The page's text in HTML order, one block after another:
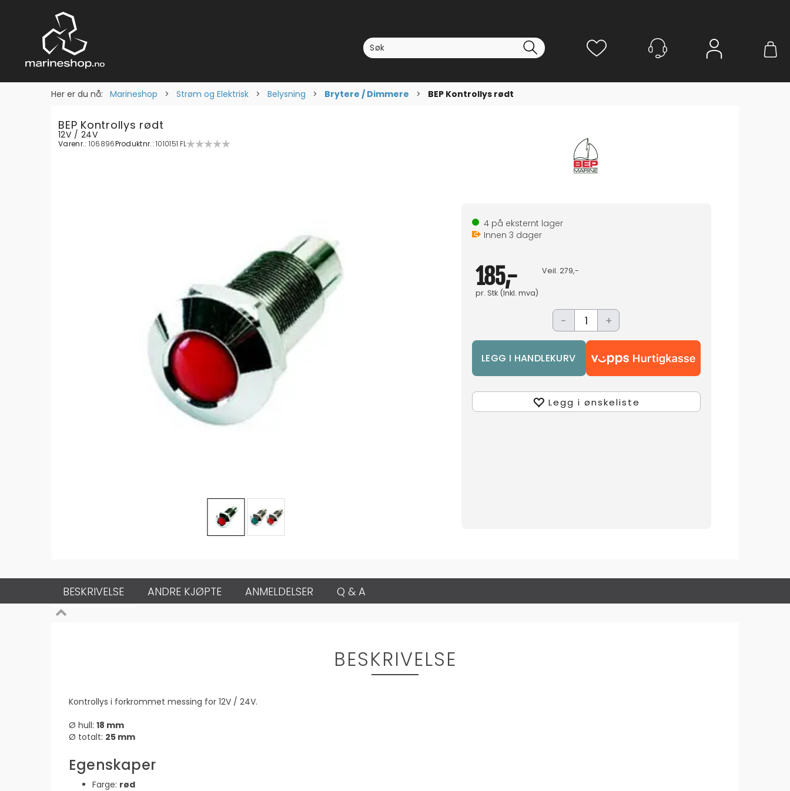
Her er du nå: Marineshop > Strøm og Elektrisk > Belysning > Brytere / Dimmere > BEP Kontrollys rødt
BEP Kontrollys rødt
12V / 24V
Varenr.: 106896Produktnr.:1010151.FL
4på eksternt lager
Innen 3 dager
185,-
pr. Stk(Inkl. mva)
Veil. 279,-
- +
Legg i ønskeliste
BESKRIVELSE ANDRE KJØPTE ANMELDELSER Q & A
BESKRIVELSE
Kontrollys i forkrommet messing for 12V / 24V.
Ø hull: 18 mm
Ø totalt: 25 mm
Egenskaper
Farge: rød